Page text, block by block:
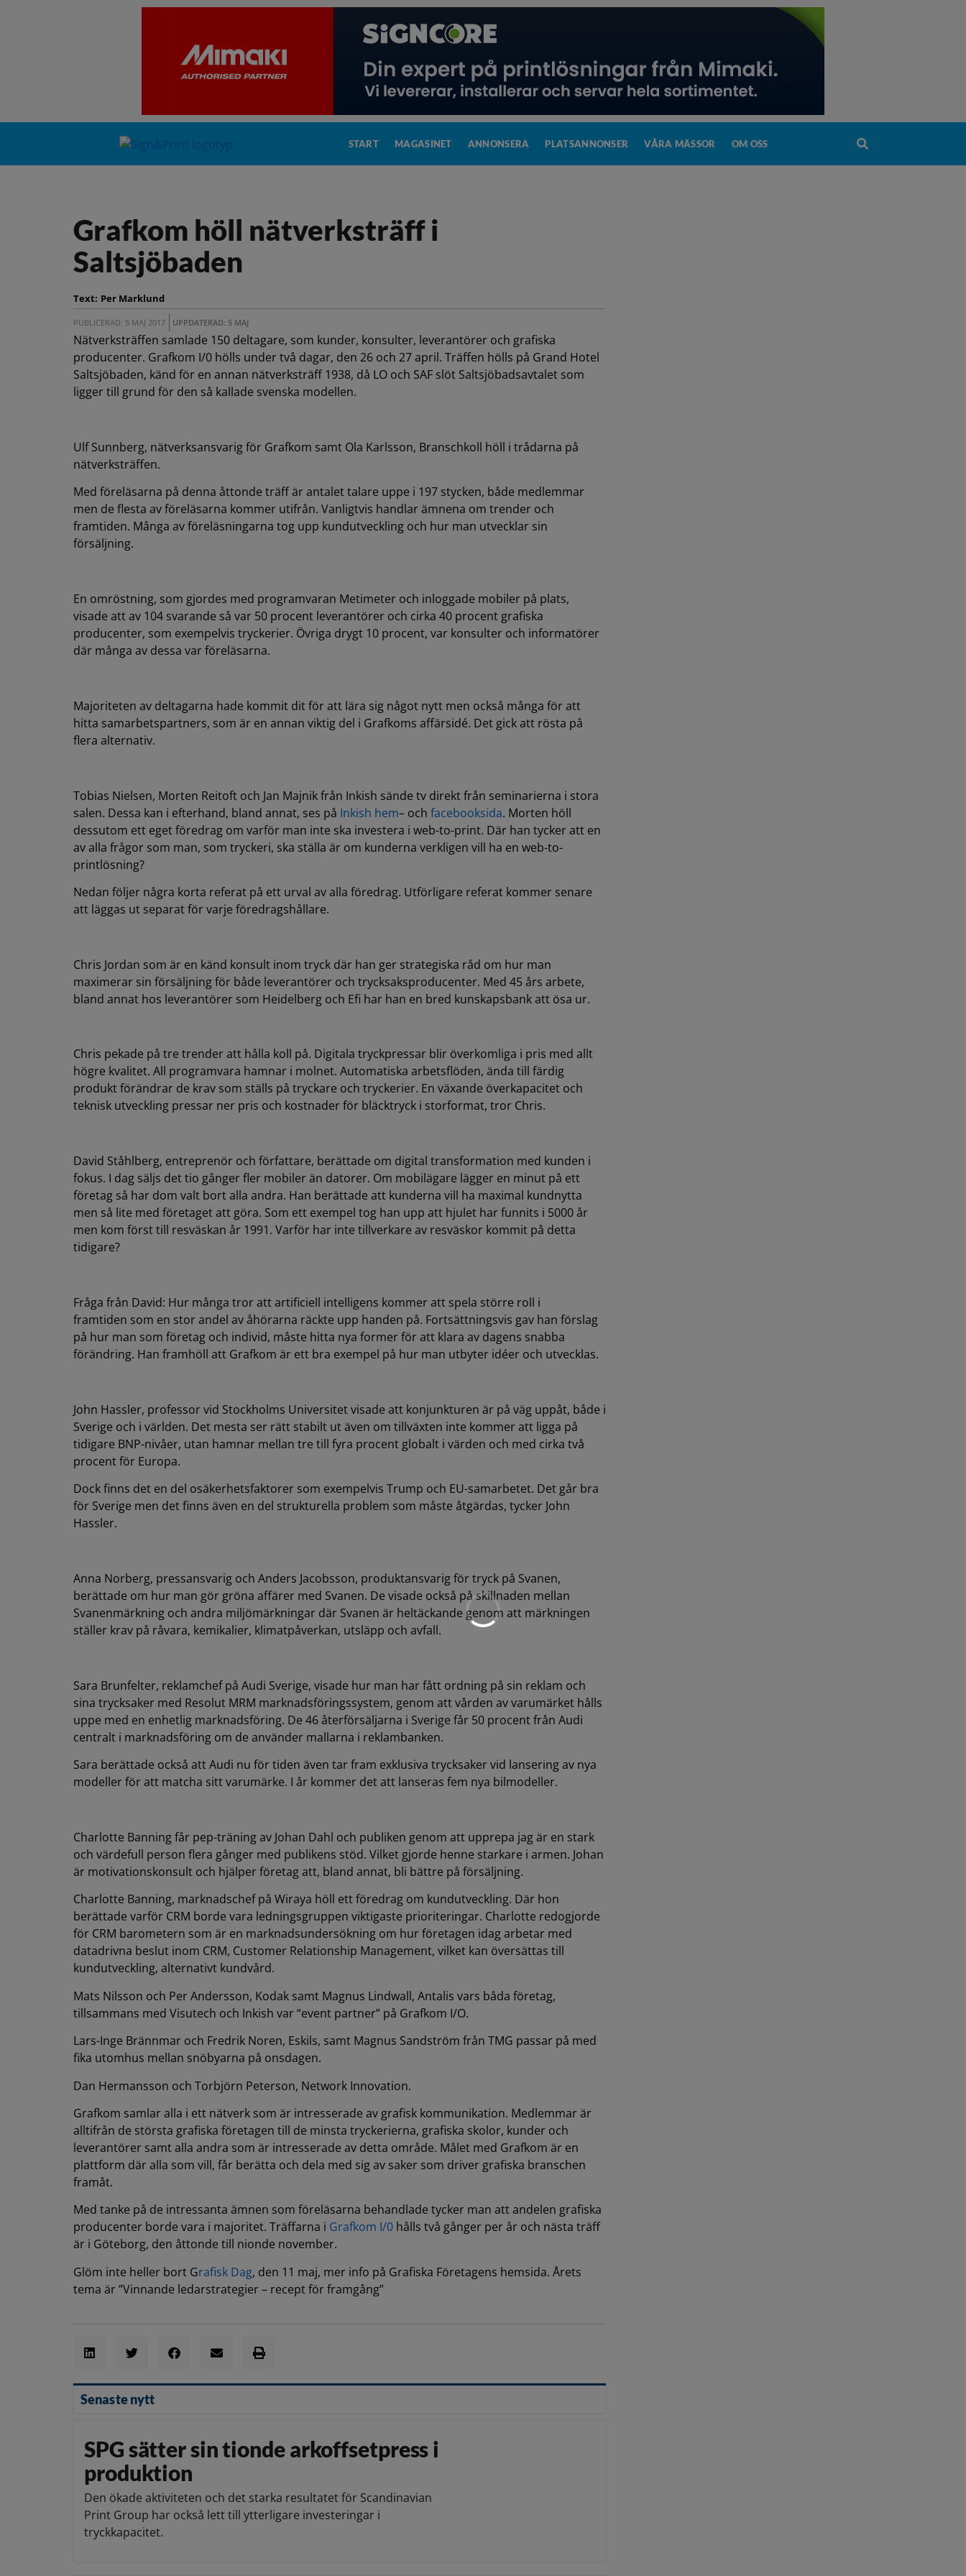
START MAGASINET ANNONSERA PLATSANNONSER VÅRA MÄSSOR OM OSS
Grafkom höll nätverksträff i
Saltsjöbaden
Text: Per Marklund
PUBLICERAD: 5 MAJ 2017 UPPDATERAD: 5 MAJ
Nätverksträffen samlade 150 deltagare, som kunder, konsulter, leverantörer och grafiska
producenter. Grafkom I/0 hölls under två dagar, den 26 och 27 april. Träffen hölls på Grand Hotel
Saltsjöbaden, känd för en annan nätverksträff 1938, då LO och SAF slöt Saltsjöbadsavtalet som
ligger till grund för den så kallade svenska modellen.
Ulf Sunnberg, nätverksansvarig för Grafkom samt Ola Karlsson, Branschkoll höll i trådarna på
nätverksträffen.
Med föreläsarna på denna åttonde träff är antalet talare uppe i 197 stycken, både medlemmar
men de flesta av föreläsarna kommer utifrån. Vanligtvis handlar ämnena om trender och
framtiden. Många av föreläsningarna tog upp kundutveckling och hur man utvecklar sin
försäljning.
En omröstning, som gjordes med programvaran Metimeter och inloggade mobiler på plats,
visade att av 104 svarande så var 50 procent leverantörer och cirka 40 procent grafiska
producenter, som exempelvis tryckerier. Övriga drygt 10 procent, var konsulter och informatörer
där många av dessa var föreläsarna.
Majoriteten av deltagarna hade kommit dit för att lära sig något nytt men också många för att
hitta samarbetspartners, som är en annan viktig del i Grafkoms affärsidé. Det gick att rösta på
flera alternativ.
Tobias Nielsen, Morten Reitoft och Jan Majnik från Inkish sände tv direkt från seminarierna i stora
salen. Dessa kan i efterhand, bland annat, ses på Inkish hem– och facebooksida. Morten höll
dessutom ett eget föredrag om varför man inte ska investera i web-to-print. Där han tycker att en
av alla frågor som man, som tryckeri, ska ställa är om kunderna verkligen vill ha en web-to-
printlösning?
Nedan följer några korta referat på ett urval av alla föredrag. Utförligare referat kommer senare
att läggas ut separat för varje föredragshållare.
Chris Jordan som är en känd konsult inom tryck där han ger strategiska råd om hur man
maximerar sin försäljning för både leverantörer och trycksaksproducenter. Med 45 års arbete,
bland annat hos leverantörer som Heidelberg och Efi har han en bred kunskapsbank att ösa ur.
Chris pekade på tre trender att hålla koll på. Digitala tryckpressar blir överkomliga i pris med allt
högre kvalitet. All programvara hamnar i molnet. Automatiska arbetsflöden, ända till färdig
produkt förändrar de krav som ställs på tryckare och tryckerier. En växande överkapacitet och
teknisk utveckling pressar ner pris och kostnader för bläcktryck i storformat, tror Chris.
David Ståhlberg, entreprenör och författare, berättade om digital transformation med kunden i
fokus. I dag säljs det tio gånger fler mobiler än datorer. Om mobilägare lägger en minut på ett
företag så har dom valt bort alla andra. Han berättade att kunderna vill ha maximal kundnytta
men så lite med företaget att göra. Som ett exempel tog han upp att hjulet har funnits i 5000 år
men kom först till resväskan år 1991. Varför har inte tillverkare av resväskor kommit på detta
tidigare?
Fråga från David: Hur många tror att artificiell intelligens kommer att spela större roll i
framtiden som en stor andel av åhörarna räckte upp handen på. Fortsättningsvis gav han förslag
på hur man som företag och individ, måste hitta nya former för att klara av dagens snabba
förändring. Han framhöll att Grafkom är ett bra exempel på hur man utbyter idéer och utvecklas.
John Hassler, professor vid Stockholms Universitet visade att konjunkturen är på väg uppåt, både i
Sverige och i världen. Det mesta ser rätt stabilt ut även om tillväxten inte kommer att ligga på
tidigare BNP-nivåer, utan hamnar mellan tre till fyra procent globalt i värden och med cirka två
procent för Europa.
Dock finns det en del osäkerhetsfaktorer som exempelvis Trump och EU-samarbetet. Det går bra
för Sverige men det finns även en del strukturella problem som måste åtgärdas, tycker John
Hassler.
Anna Norberg, pressansvarig och Anders Jacobsson, produktansvarig för tryck på Svanen,
berättade om hur man gör gröna affärer med Svanen. De visade också på skillnaden mellan
Svanenmärkning och andra miljömärkningar där Svanen är heltäckande genom att märkningen
ställer krav på råvara, kemikalier, klimatpåverkan, utsläpp och avfall.
Sara Brunfelter, reklamchef på Audi Sverige, visade hur man har fått ordning på sin reklam och
sina trycksaker med Resolut MRM marknadsföringssystem, genom att vården av varumärket hålls
uppe med en enhetlig marknadsföring. De 46 återförsäljarna i Sverige får 50 procent från Audi
centralt i marknadsföring om de använder mallarna i reklambanken.
Sara berättade också att Audi nu för tiden även tar fram exklusiva trycksaker vid lansering av nya
modeller för att matcha sitt varumärke. I år kommer det att lanseras fem nya bilmodeller.
Charlotte Banning får pep-träning av Johan Dahl och publiken genom att upprepa jag är en stark
och värdefull person flera gånger med publikens stöd. Vilket gjorde henne starkare i armen. Johan
är motivationskonsult och hjälper företag att, bland annat, bli bättre på försäljning.
Charlotte Banning, marknadschef på Wiraya höll ett föredrag om kundutveckling. Där hon
berättade varför CRM borde vara ledningsgruppen viktigaste prioriteringar. Charlotte redogjorde
för CRM barometern som är en marknadsundersökning om hur företagen idag arbetar med
datadrivna beslut inom CRM, Customer Relationship Management, vilket kan översättas till
kundutveckling, alternativt kundvård.
Mats Nilsson och Per Andersson, Kodak samt Magnus Lindwall, Antalis vars båda företag,
tillsammans med Visutech och Inkish var “event partner” på Grafkom I/O.
Lars-Inge Brännmar och Fredrik Noren, Eskils, samt Magnus Sandström från TMG passar på med
fika utomhus mellan snöbyarna på onsdagen.
Dan Hermansson och Torbjörn Peterson, Network Innovation.
Grafkom samlar alla i ett nätverk som är intresserade av grafisk kommunikation. Medlemmar är
alltifrån de största grafiska företagen till de minsta tryckerierna, grafiska skolor, kunder och
leverantörer samt alla andra som är intresserade av detta område. Målet med Grafkom är en
plattform där alla som vill, får berätta och dela med sig av saker som driver grafiska branschen
framåt.
Med tanke på de intressanta ämnen som föreläsarna behandlade tycker man att andelen grafiska
producenter borde vara i majoritet. Träffarna i Grafkom I/0 hålls två gånger per år och nästa träff
är i Göteborg, den åttonde till nionde november.
Glöm inte heller bort Grafisk Dag, den 11 maj, mer info på Grafiska Företagens hemsida. Årets
tema är ”Vinnande ledarstrategier – recept för framgång”
Senaste nytt
SPG sätter sin tionde arkoffsetpress i
produktion
Den ökade aktiviteten och det starka resultatet för Scandinavian
Print Group har också lett till ytterligare investeringar i
tryckkapacitet.